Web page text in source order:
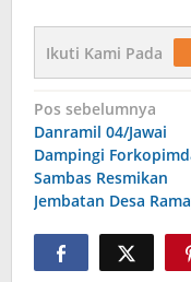
Ikuti Kami Pada
Navigasi
pos
Pos sebelumnya
Danramil 04/Jawai
Dampingi
Sambas Resmikan
Jembatan Desa